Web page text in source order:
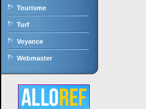
Tourisme
Turf
Voyance
Webmaster